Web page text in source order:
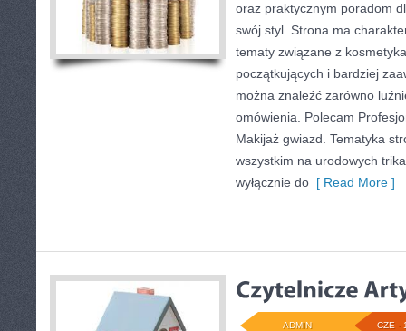
oraz praktycznym poradom
swój styl. Strona ma
tematy związane z
początkujących i bardziej
można znaleźć zarówno
omówienia. Polecam
Makijaż gwiazd. Tematyka
wszystkim na urodowych
wyłącznie do [ Read More ]
CZE -
ADMIN